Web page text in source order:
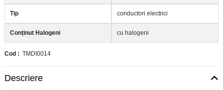
Tip conductori electrici
Conținut Halogeni cu halogeni
Cod TMDI0014
Descriere